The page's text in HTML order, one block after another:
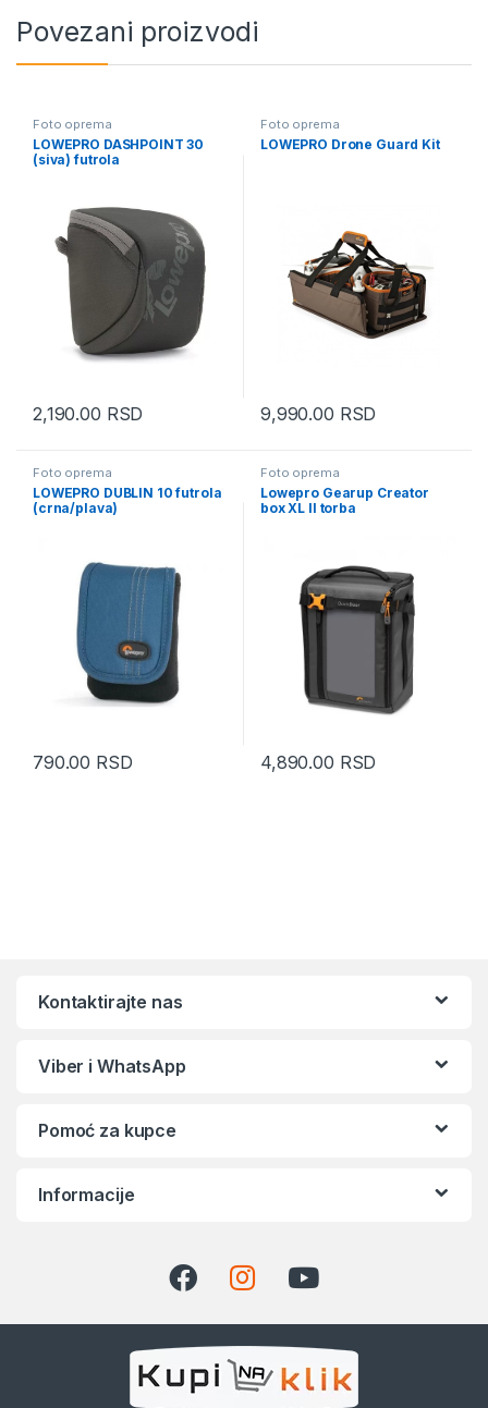
Povezani proizvodi
Foto oprema
LOWEPRO DASHPOINT 30
(siva) futrola
2,190.00 RSD
Foto oprema
LOWEPRO Drone Guard Kit
9,990.00 RSD
Foto oprema
LOWEPRO DUBLIN 10 futrola
(crna/plava)
790.00 RSD
Foto oprema
Lowepro Gearup Creator
box XL II torba
4,890.00 RSD
Kontaktirajte nas
Viber i WhatsApp
Pomoć za kupce
Informacije